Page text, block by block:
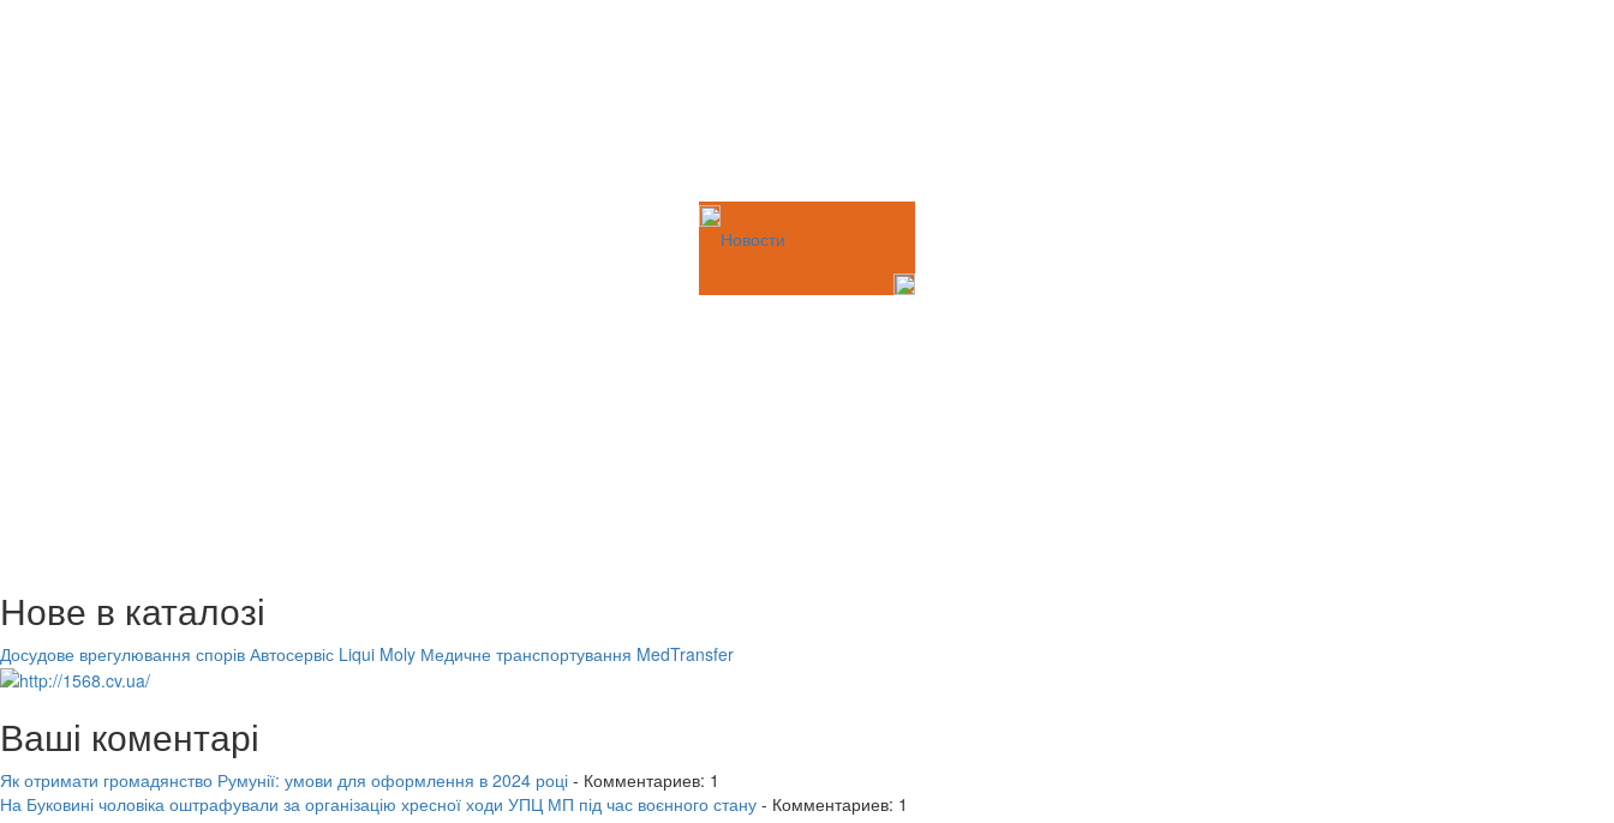
Новости
Нове в каталозі
Досудове врегулювання спорів Автосервіс Liqui Moly Медичне транспортування MedTransfer
Ваші коментарі
Як отримати громадянство Румунії: умови для оформлення в 2024 році - Комментариев: 1
На Буковині чоловіка оштрафували за організацію хресної ходи УПЦ МП під час воєнного стану - Комментариев: 1